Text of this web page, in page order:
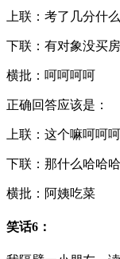
上联：考了几分什
下联：有对象没买
横批：呵呵呵呵
正确回答应该是：
上联：这个嘛呵呵
下联：那什么哈哈哈
横批：阿姨吃菜
笑话6：